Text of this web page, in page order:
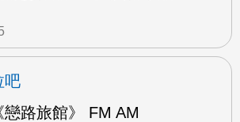
吧
戀路旅館》 FM AM